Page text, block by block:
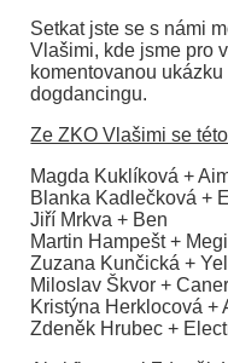
Setkat jste se s námi
Vlašimi, kde jsme pro
komentovanou
dogdancingu.
Ze ZKO Vlašimi se
Magda Kuklíková +
Blanka Kadlečková +
Jiří Mrkva + Ben
Martin Hampešt + Megi
Zuzana Kunčická +
Miloslav Škvor +
Kristýna Herklocová +
Zdeněk Hrubec +